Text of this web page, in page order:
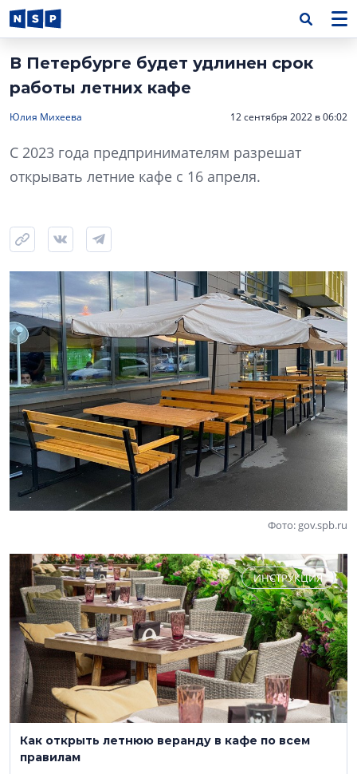
В Петербурге будет удлинен срок
работы летних кафе
Юлия Михеева 12 сентября 2022 в 06:02
С 2023 года предпринимателям разрешат
открывать летние кафе с 16 апреля.
Фото: gov.spb.ru
ИНСТРУКЦИЯ
Как открыть летнюю веранду в кафе по всем
правилам